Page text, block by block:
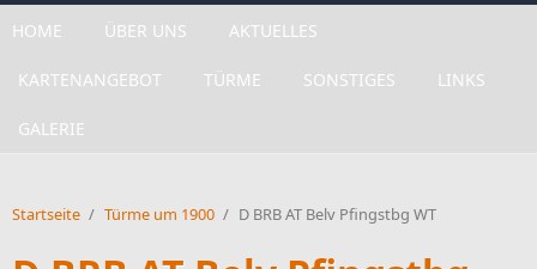
HOME ÜBER UNS AKTUELLES
KARTENANGEBOT TÜRME SONSTIGES LINKS
GALERIE
Startseite / Türme um 1900 / D BRB AT Belv Pfingstbg WT